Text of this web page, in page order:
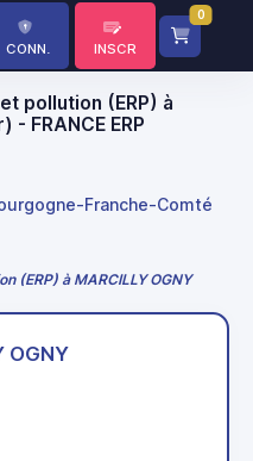
CONN. INSCR
0
pollution (ERP) à
- FRANCE ERP
Franche-Comté
(ERP) à MARCILLY OGNY
OGNY